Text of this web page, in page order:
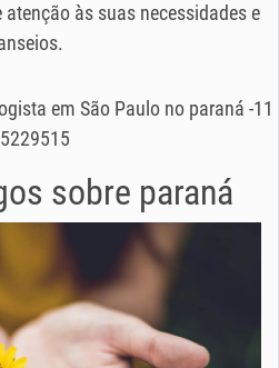
às suas necessidades e
em São Paulo no paraná -11
sobre paraná